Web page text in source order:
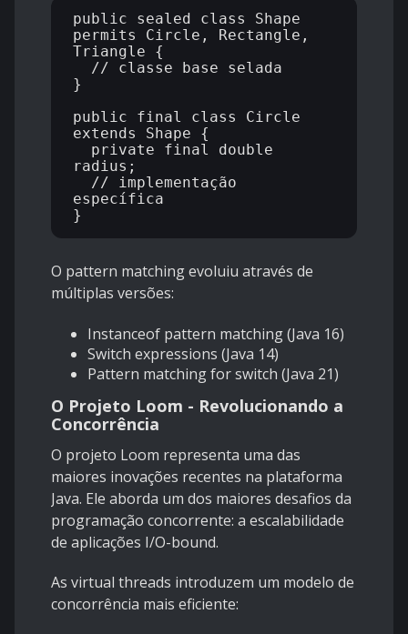
public sealed class Shape
permits Circle, Rectangle,
Triangle {
}
public final class Circle
extends Shape {
radius;
específica
O pattern matching evoluiu através de
múltiplas versões:
Instanceof pattern matching (Java 16)
Switch expressions (Java 14)
Pattern matching for switch (Java 21)
O Projeto Loom - Revolucionando a
Concorrência
O projeto Loom representa uma das
maiores inovações recentes na plataforma
Java. Ele aborda um dos maiores desafios da
programação concorrente: a escalabilidade
de aplicações I/O-bound.
As virtual threads introduzem um modelo de
concorrência mais eficiente: